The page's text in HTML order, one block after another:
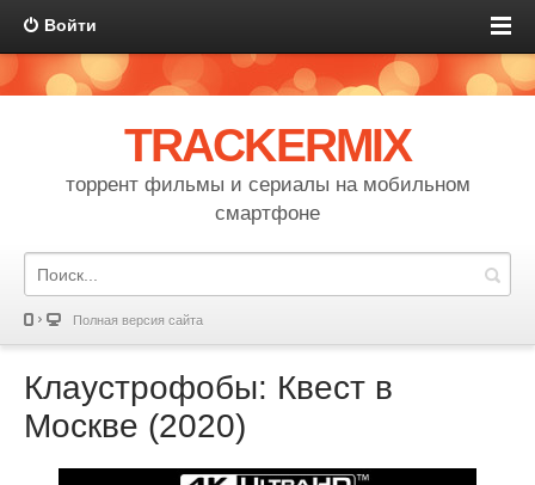
Войти
TRACKERMIX
торрент фильмы и сериалы на мобильном
смартфоне
Полная версия сайта
Клаустрофобы: Квест в
Москве (2020)